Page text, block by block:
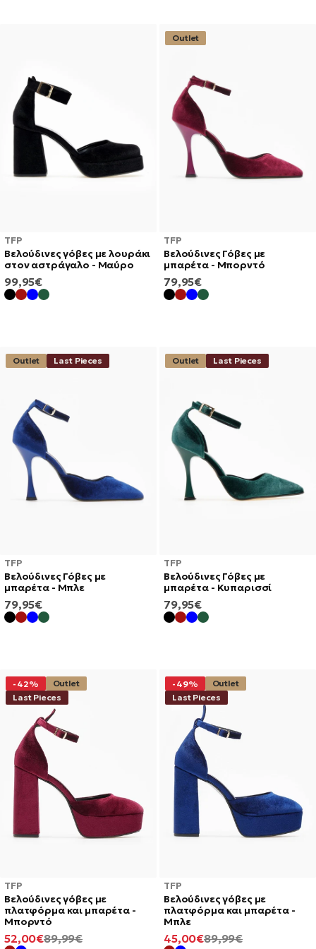
TFP
Βελούδινες γόβες με λουράκι
στον αστράγαλο - Μαύρο
ΚΑΝΟΝΙΚΉ
ΤΙΜΉ
99,95€
TFP
Βελούδινες Γόβες με
μπαρέτα - Μπορντό
Outlet
ΚΑΝΟΝΙΚΉ
ΤΙΜΉ
79,95€
TFP
Βελούδινες Γόβες με
μπαρέτα - Μπλε
Outlet Last Pieces
ΚΑΝΟΝΙΚΉ
ΤΙΜΉ
79,95€
TFP
Βελούδινες Γόβες με
μπαρέτα - Κυπαρισσί
Outlet Last Pieces
ΚΑΝΟΝΙΚΉ
ΤΙΜΉ
79,95€
TFP
Βελούδινες γόβες με
πλατφόρμα και μπαρέτα -
Μπορντό
-42%
Outlet
Last Pieces
ΚΑΝΟΝΙΚΉ
89,99€
ΕΛΆΧΙΣΤΗ
52,00€
TFP
Βελούδινες γόβες με
πλατφόρμα και μπαρέτα -
Μπλε
-49%
Outlet
Last Pieces
ΚΑΝΟΝΙΚΉ
89,99€
ΕΛΆΧΙΣΤΗ
45,00€